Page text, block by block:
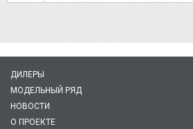
ДИЛЕРЫ
МОДЕЛЬНЫЙ РЯД
НОВОСТИ
О ПРОЕКТЕ